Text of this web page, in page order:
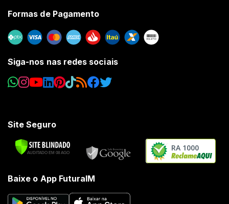
Formas de Pagamento
Siga-nos nas redes sociais
Site Seguro
RA 1000
Baixe o App FuturaIM